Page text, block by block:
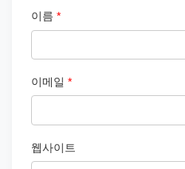
이름 *
이메일 *
웹사이트